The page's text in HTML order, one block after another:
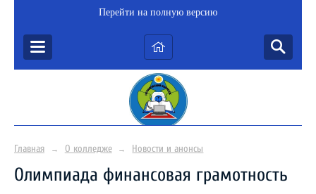
Перейти на полную версию
Главная → О колледже → Новости и анонсы
Олимпиада финансовая грамотность